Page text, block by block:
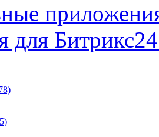
для Битрикс24